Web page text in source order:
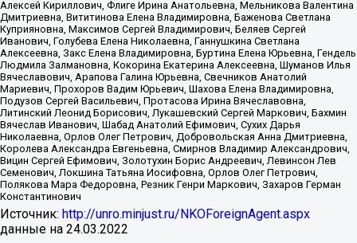
Алексей Кириллович, Флиге Ирина Анатольевна, Мельникова Валентина
Дмитриевна, Вититинова Елена Владимировна, Баженова Светлана
Куприяновна, Максимов Сергей Владимирович, Беляев Сергей
Иванович, Голубева Елена Николаевна, Ганнушкина Светлана
Алексеевна, Закс Елена Владимировна, Буртина Елена Юрьевна, Гендель
Людмила Залмановна, Кокорина Екатерина Алексеевна, Шуманов Илья
Вячеславович, Арапова Галина Юрьевна, Свечников Анатолий
Мариевич, Прохоров Вадим Юрьевич, Шахова Елена Владимировна,
Подузов Сергей Васильевич, Протасова Ирина Вячеславовна,
Литинский Леонид Борисович, Лукашевский Сергей Маркович, Бахмин
Вячеслав Иванович, Шабад Анатолий Ефимович, Сухих Дарья
Николаевна, Орлов Олег Петрович, Добровольская Анна Дмитриевна,
Королева Александра Евгеньевна, Смирнов Владимир Александрович,
Вицин Сергей Ефимович, Золотухин Борис Андреевич, Левинсон Лев
Семенович, Локшина Татьяна Иосифовна, Орлов Олег Петрович,
Полякова Мара Федоровна, Резник Генри Маркович, Захаров Герман
Константинович
Источник: http://unro.minjust.ru/NKOForeignAgent.aspx
данные на 24.03.2022